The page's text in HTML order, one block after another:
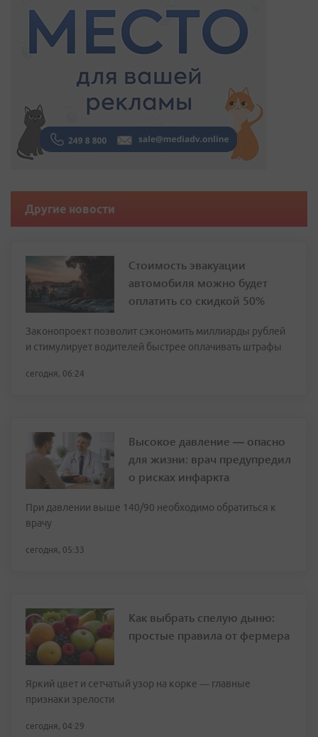
Другие новости
Стоимость эвакуации
автомобиля можно будет
оплатить со скидкой 50%
Законопроект позволит сэкономить миллиарды рублей
и стимулирует водителей быстрее оплачивать штрафы
сегодня, 06:24
Высокое давление — опасно
для жизни: врач предупредил
о рисках инфаркта
При давлении выше 140/90 необходимо обратиться к
врачу
сегодня, 05:33
Как выбрать спелую дыню:
простые правила от фермера
Яркий цвет и сетчатый узор на корке — главные
признаки зрелости
сегодня, 04:29